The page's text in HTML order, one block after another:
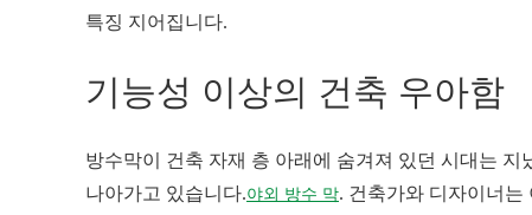
특징 지어집니다.
기능성 이상의 건축 우아함
방수막이 건축 자재 층 아래에 숨겨져 있던 시대는
나아가고 있습니다.야외 방수 막. 건축가와 디자이너는